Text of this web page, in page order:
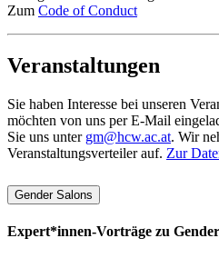
Zum Code of Conduct
Veranstaltungen
Sie haben Interesse bei unseren
möchten von uns per E-Mail
Sie uns unter gm@hcw.ac.at. Wir
Veranstaltungsverteiler auf. Zur
Gender Salons
Expert*innen-Vorträge zu